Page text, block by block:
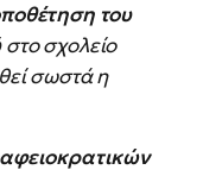
του
στο σχολείο
σωστά η